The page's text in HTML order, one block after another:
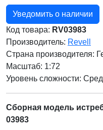
Уведомить о наличии
Код товара: RV03983
Производитель: Revell
Страна производителя:
Масштаб: 1:72
Уровень сложности:
Сборная модель
03983